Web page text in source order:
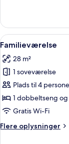
til
personer
Indlæs
alle
billeder
af
Familieværelse
7
Familieværelse
28 m²
1 soveværelse
Plads til 4
1 dobbeltseng
Gratis Wi-Fi
Flere oplysninger
Flere